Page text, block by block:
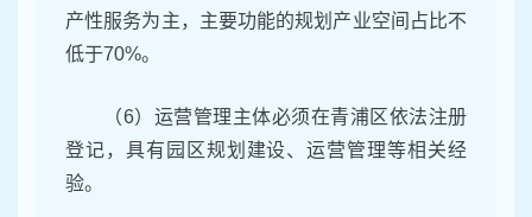
产性服务为主，主要功能的规划产业空间占比不
低于70%。
（6）运营管理主体必须在青浦区依法注册
登记，具有园区规划建设、运营管理等相关经
验。